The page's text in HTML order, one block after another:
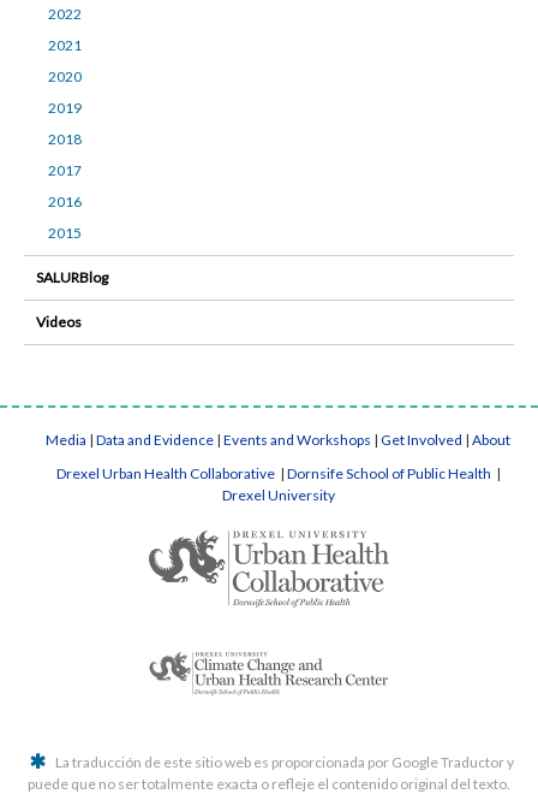
2022
2021
2020
2019
2018
2017
2016
2015
SALURBlog
Videos
Media | Data and Evidence | Events and Workshops | Get Involved | About
Drexel Urban Health Collaborative | Dornsife School of Public Health |
Drexel University
La traducción de este sitio web es proporcionada por Google Traductor y
puede que no ser totalmente exacta o refleje el contenido original del texto.